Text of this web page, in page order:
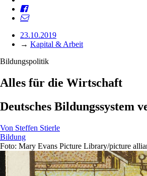
23.10.2019
→ Kapital & Arbeit
Bildungspolitik
Alles für die Wirtschaft
Deutsches Bildungssystem
Von Steffen Stierle
Bildung
Foto: Mary Evans Picture Library/picture